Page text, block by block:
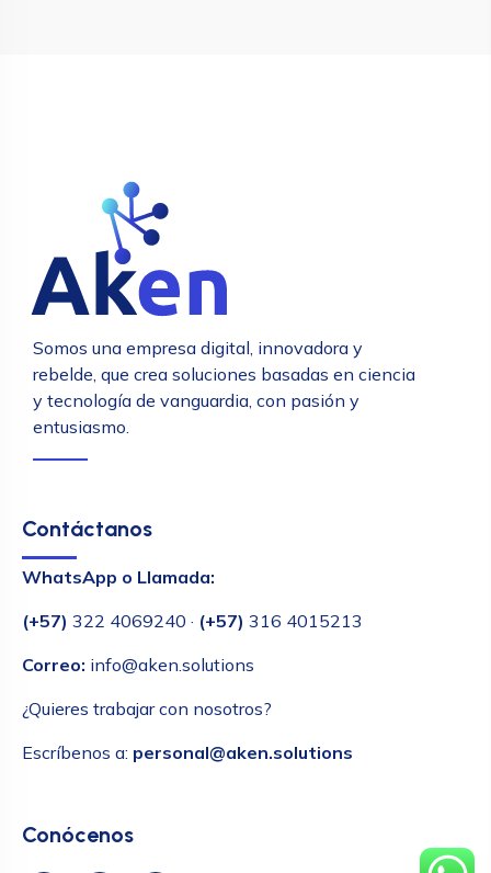
Somos una empresa digital, innovadora y
rebelde, que crea soluciones basadas en ciencia
y tecnología de vanguardia, con pasión y
entusiasmo.
Contáctanos
WhatsApp o Llamada:
(+57) 322 4069240 · (+57) 316 4015213
Correo: info@aken.solutions
¿Quieres trabajar con nosotros?
Escríbenos a: personal@aken.solutions
Conócenos